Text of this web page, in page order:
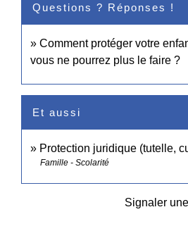
Questions ? Réponses !
Comment protéger votre
vous ne pourrez plus le faire ?
Et aussi
Protection juridique (tutelle,
Famille - Scolarité
Signaler